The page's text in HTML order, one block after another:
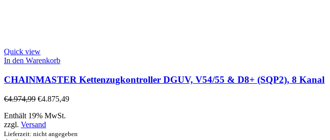
Quick view
In den Warenkorb
CHAINMASTER Kettenzugkontroller DGUV, V54/55 & D8+ (SQP2), 8 Kanal
€4.974,99 €4.875,49
Enthält 19% MwSt.
zzgl. Versand
Lieferzeit: nicht angegeben